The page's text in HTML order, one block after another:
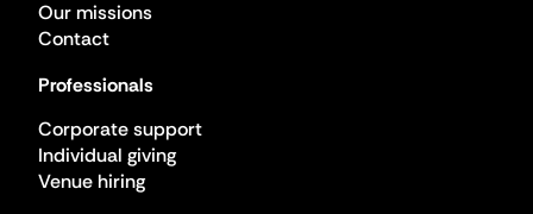
Our missions
Contact
Professionals
Corporate support
Individual giving
Venue hiring